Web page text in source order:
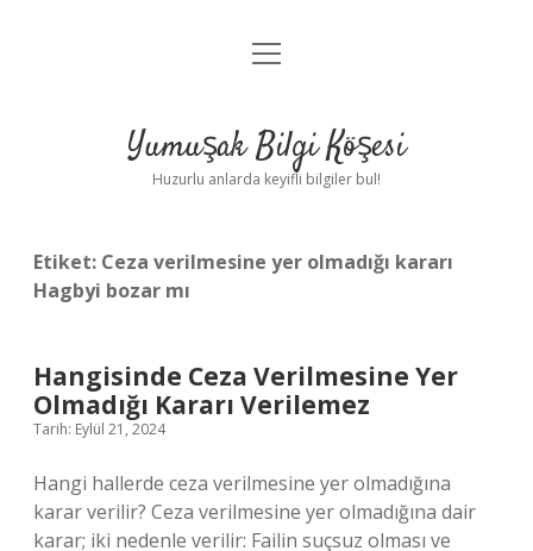
Anasayfa
Yasal Uyarı
menüyü
Yumuşak Bilgi Köşesi
Huzurlu anlarda keyifli bilgiler bul!
Etiket: Ceza verilmesine yer olmadığı kararı
Hagbyi bozar mı
Hangisinde Ceza Verilmesine Yer
Olmadığı Kararı Verilemez
Tarih: Eylül 21, 2024
Hangi hallerde ceza verilmesine yer olmadığına
karar verilir? Ceza verilmesine yer olmadığına dair
karar; iki nedenle verilir: Failin suçsuz olması ve